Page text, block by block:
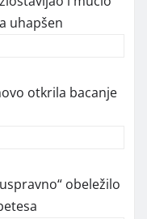
uhapšen
otkrila bacanje
obeležilo